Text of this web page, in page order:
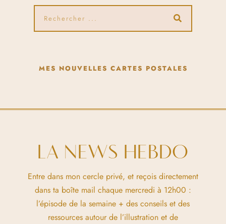
MES NOUVELLES CARTES POSTALES
LA NEWS HEBDO
Entre dans mon cercle privé, et reçois directement
dans ta boîte mail chaque mercredi à 12h00 :
l’épisode de la semaine + des conseils et des
ressources autour de l’illustration et de